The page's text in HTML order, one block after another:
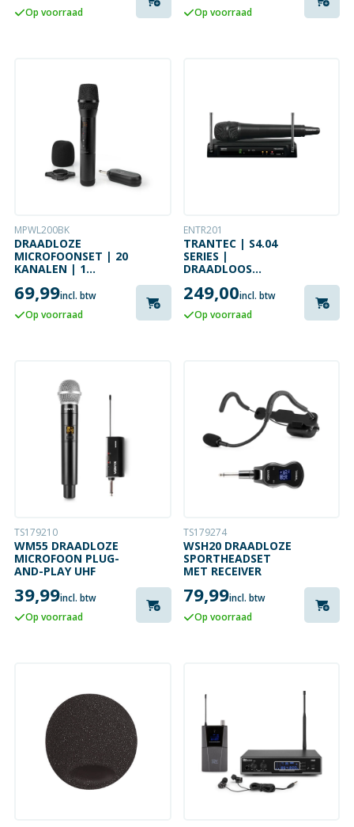
Op voorraad Op voorraad
MPWL200BK
DRAADLOZE
MICROFOONSET | 20
KANALEN | 1
CARDIODE | 70 HZ -
13 KHZ | 1000 OHM
| -95 DB |
69,99incl. btw
Op voorraad
ENTR201
TRANTEC | S4.04
SERIES |
DRAADLOOS
| UHF
249,00incl. btw
Op voorraad
TS179210
WM55 DRAADLOZE
MICROFOON PLUG-
AND-PLAY UHF
39,99incl. btw
Op voorraad
TS179274
WSH20 DRAADLOZE
SPORTHEADSET
MET RECEIVER
79,99incl. btw
Op voorraad